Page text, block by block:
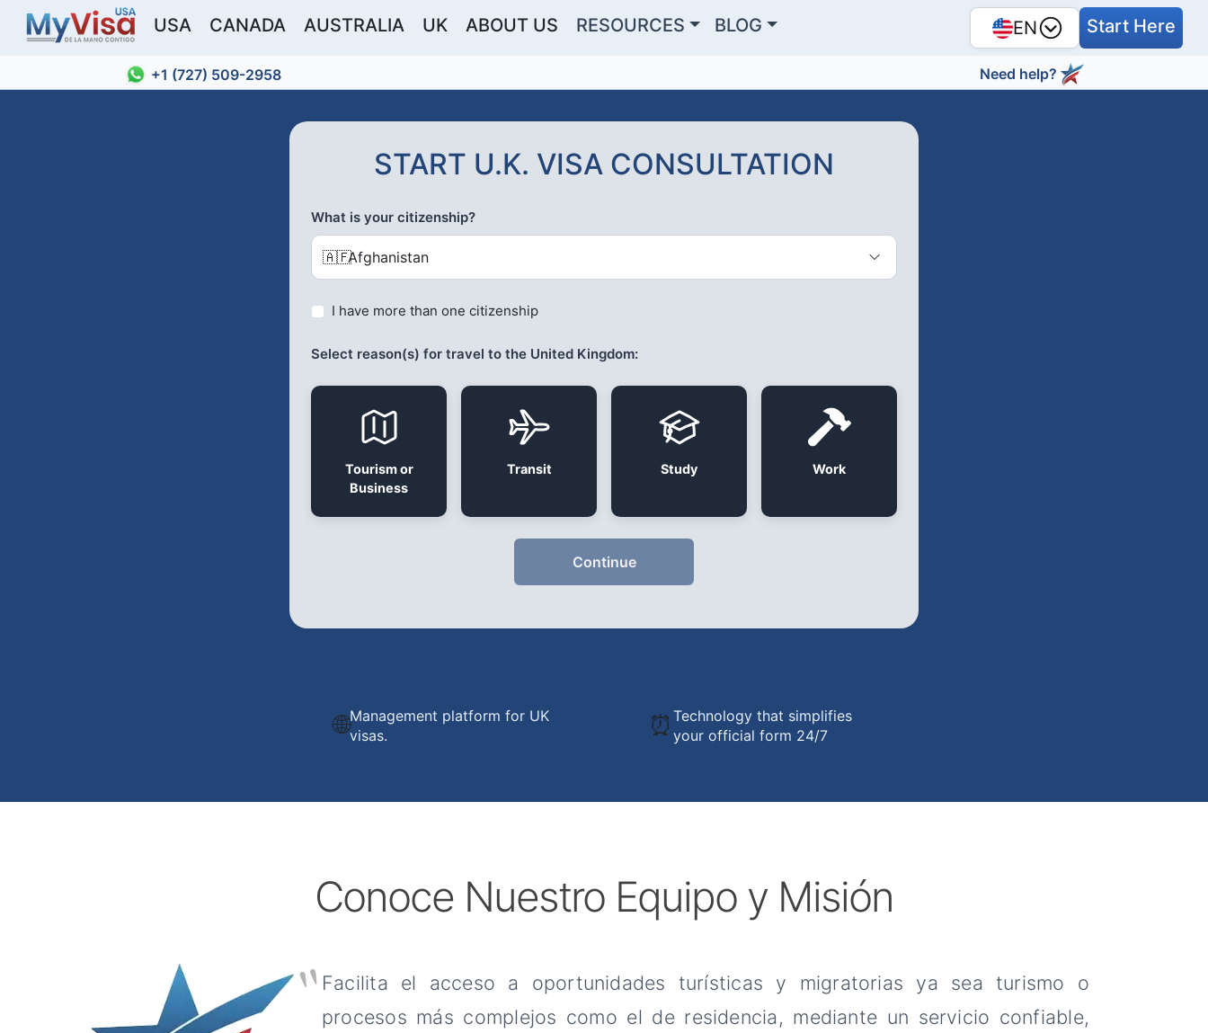
USA CANADA AUSTRALIA UK ABOUT US RESOURCES BLOG EN Start Here
+1 (727) 509-2958 Need help?
START U.K. VISA CONSULTATION
What is your citizenship?
🇦🇫Afghanistan
I have more than one citizenship
Select reason(s) for travel to the United Kingdom:
Tourism or
Business
Transit Study Work
Continue
🌐Management platform for UK
visas.
⏰ Technology that simplifies
your official form 24/7
Conoce Nuestro Equipo y Misión
"Facilita el acceso a oportunidades turísticas y migratorias ya sea turismo o
procesos más complejos como el de residencia, mediante un servicio confiable,